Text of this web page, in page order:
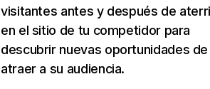
visitantes antes y después de
en el sitio de tu competidor para
descubrir nuevas oportunidades de
atraer a su audiencia.